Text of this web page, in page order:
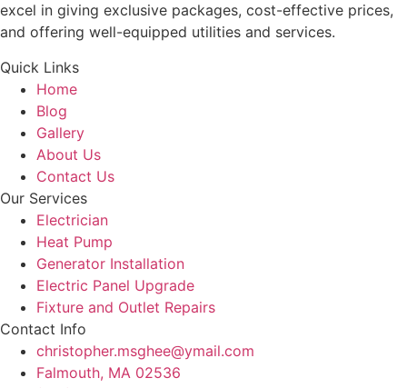
excel in giving exclusive packages, cost-effective prices,
and offering well-equipped utilities and services.
Quick Links
Home
Blog
Gallery
About Us
Contact Us
Our Services
Electrician
Heat Pump
Generator Installation
Electric Panel Upgrade
Fixture and Outlet Repairs
Contact Info
christopher.msghee@ymail.com
Falmouth, MA 02536